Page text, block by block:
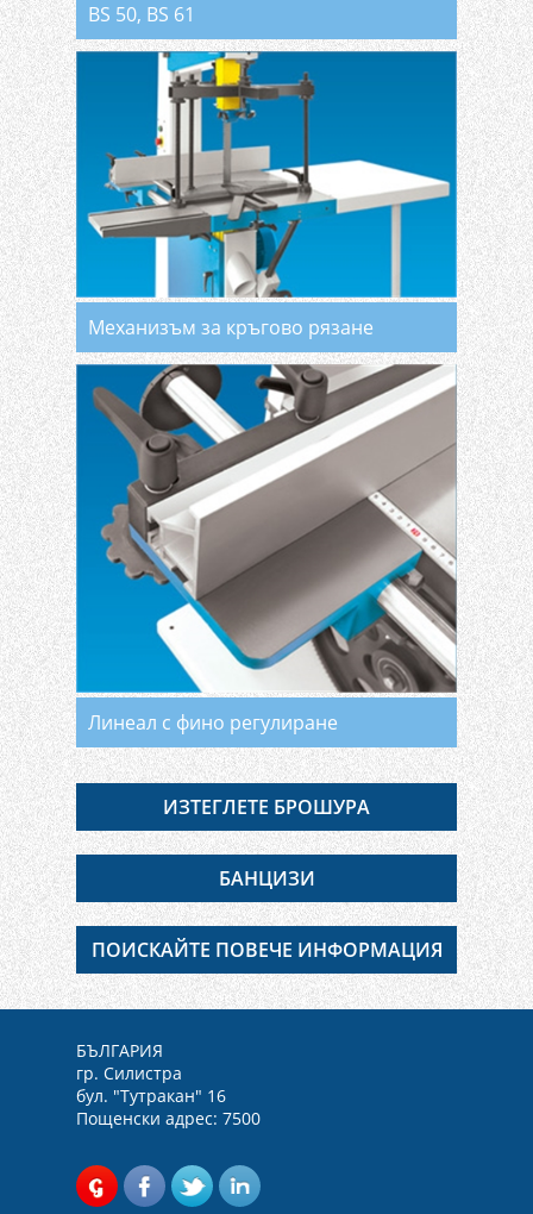
BS 50, BS 61
Механизъм за кръгово рязане
Линеал с фино регулиране
ИЗТЕГЛЕТЕ БРОШУРА
БАНЦИЗИ
ПОИСКАЙТЕ ПОВЕЧЕ ИНФОРМАЦИЯ
БЪЛГАРИЯ
гр. Силистра
бул. "Тутракан" 16
Пощенски адрес: 7500